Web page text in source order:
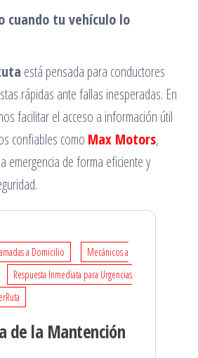
cuando tu vehículo lo
está pensada para conductores
rápidas ante fallas inesperadas. En
facilitar el acceso a información útil
confiables como Max Motors,
emergencia de forma eficiente y
a Domicilio
Mecánicos a
Respuesta Inmediata para Urgencias
de la Mantención